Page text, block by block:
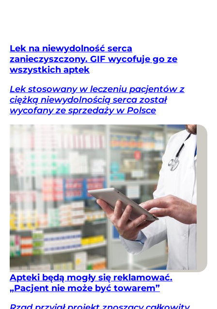
Lek na niewydolność serca
zanieczyszczony. GIF wycofuje go ze
wszystkich aptek
Lek stosowany w leczeniu pacjentów z
ciężką niewydolnością serca został
wycofany ze sprzedaży w Polsce
Apteki będą mogły się reklamować.
„Pacjent nie może być towarem”